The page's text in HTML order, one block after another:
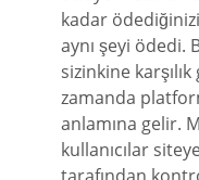
kadar
aynı şeyi ödedi.
sizinkine
zamanda
anlamına gelir.
kullanıcılar